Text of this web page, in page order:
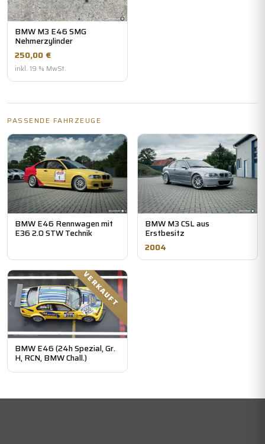
BMW M3 E46 SMG
Nehmerzylinder
250,00 €
inkl. 19 % MwSt.
PASSENDE FAHRZEUGE
BMW E46 Rennwagen mit
E36 2.0 STW Technik
BMW M3 CSL aus
Erstbesitz
2004
VERKAUFT
BMW E46 (24h Spezial, Gr.
H, RCN, BMW Chall.)